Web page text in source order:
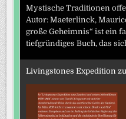
Mystische Traditionen
Autor: Maeterlinck,
große Geheimnis“ ist ein
tiefgründiges Buch, das
Livingstones Expedition